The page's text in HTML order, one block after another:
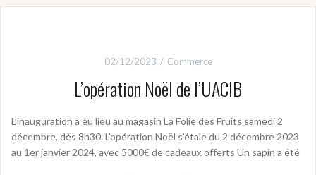
02/12/2023 Commerce
L’opération Noël de l’UACIB
L’inauguration a eu lieu au magasin La Folie des Fruits samedi 2
décembre, dès 8h30. L’opération Noël s’étale du 2 décembre 2023
au 1er janvier 2024, avec 5000€ de cadeaux offerts Un sapin a été